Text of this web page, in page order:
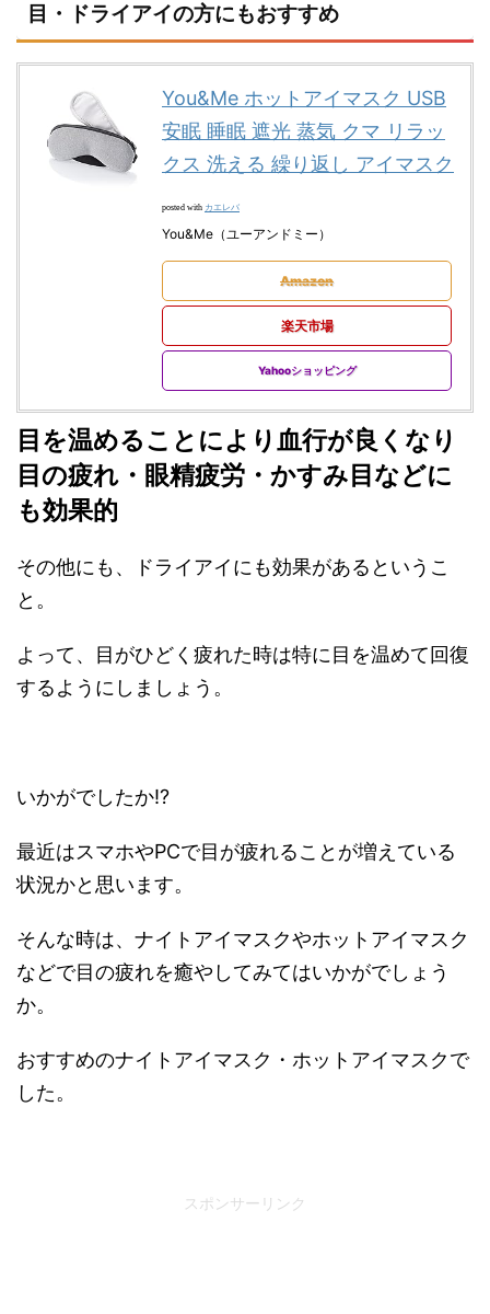
目・ドライアイの方にもおすすめ
You&Me ホットアイマスク USB
安眠 睡眠 遮光 蒸気 クマ リラッ
クス 洗える 繰り返し アイマスク
posted with カエレバ
You&Me（ユーアンドミー）
Amazon
楽天市場
Yahooショッピング
目を温めることにより血行が良くなり
目の疲れ・眼精疲労・かすみ目などに
も効果的
その他にも、ドライアイにも効果があるというこ
と。
よって、目がひどく疲れた時は特に目を温めて回復
するようにしましょう。
いかがでしたか!?
最近はスマホやPCで目が疲れることが増えている
状況かと思います。
そんな時は、ナイトアイマスクやホットアイマスク
などで目の疲れを癒やしてみてはいかがでしょう
か。
おすすめのナイトアイマスク・ホットアイマスクで
した。
スポンサーリンク